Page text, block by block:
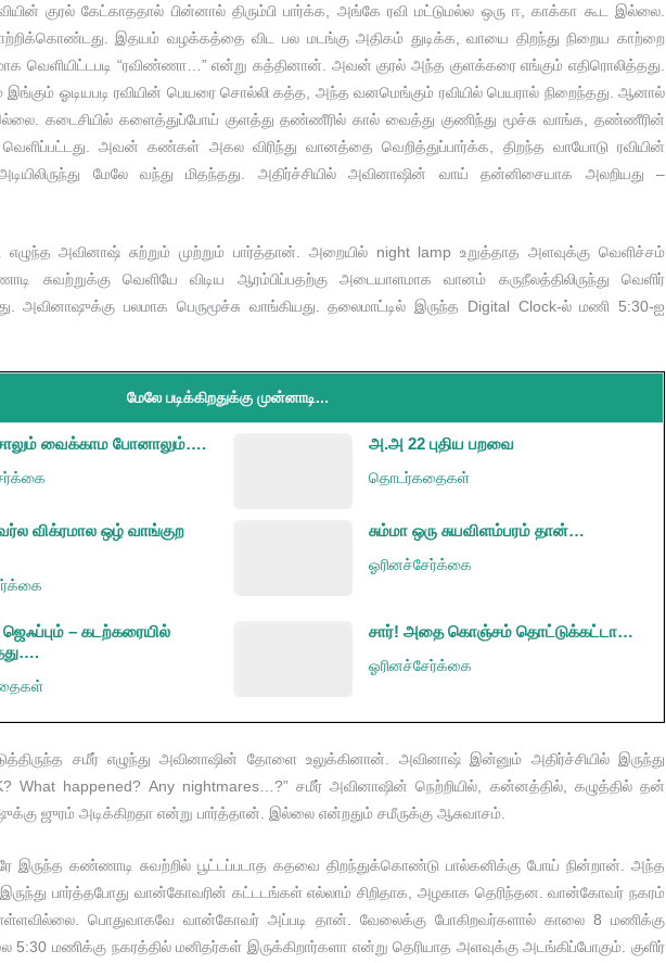
குரல் கேட்காததால் பின்னால் திரும்பி பார்க்க, அங்கே ரவி மட்டுமல்ல ஒரு ஈ, காக்கா கூட இல்லை.
இதயம் வழக்கத்தை விட பல மடங்கு அதிகம் துடிக்க, வாயை திறந்து நிறைய காற்றை
வெளியிட்டபடி “ரவிண்ணா…” என்று கத்தினான். அவன் குரல் அந்த குளக்கரை எங்கும் எதிரொலித்தது.
ஓடியபடி ரவியின் பெயரை சொல்லி கத்த, அந்த வனமெங்கும் ரவியில் பெயரால் நிறைந்தது. ஆனால்
இல்லை. கடைசியில் களைத்துப்போய் குளத்து தண்ணீரில் கால் வைத்து குணிந்து மூச்சு வாங்க, தண்ணீரின்
வெளிப்பட்டது. அவன் கண்கள் அகல விரிந்து வானத்தை வெறித்துப்பார்க்க, திறந்த வாயோடு ரவியின்
மேலே வந்து மிதந்தது. அதிர்ச்சியில் அவினாஷின் வாய் தன்னிசையாக அலறியது –
எழுந்த அவினாஷ் சுற்றும் முற்றும் பார்த்தான். அறையில் night lamp உறுத்தாத அளவுக்கு வெளிச்சம்
சுவற்றுக்கு வெளியே விடிய ஆரம்பிப்பதற்கு அடையாளமாக வானம் கருநீலத்திலிருந்து வெளிர்
அவினாஷுக்கு பலமாக பெருமூச்சு வாங்கியது. தலைமாட்டில் இருந்த Digital Clock-ல் மணி 5:30-ஐ
மேலே படிக்கிறதுக்கு முன்னாடி...
வைக்காம போனாலும்…. அ.அ 22 புதிய பறவை
தொடர்கதைகள்
விக்ரமால ஒழ் வாங்குற
சும்மா ஒரு சுயவிளம்பரம் தான்…
ஓரினச்சேர்க்கை
– கடற்கரையில்
சார்! அதை கொஞ்சம் தொட்டுக்கட்டா…
ஓரினச்சேர்க்கை
சமீர் எழுந்து அவினாஷின் தோளை உலுக்கினான். அவினாஷ் இன்னும் அதிர்ச்சியில் இருந்து
What happened? Any nightmares…?” சமீர் அவினாஷின் நெற்றியில், கன்னத்தில், கழுத்தில் தன்
ஜுரம் அடிக்கிறதா என்று பார்த்தான். இல்லை என்றதும் சமீருக்கு ஆசுவாசம்.
இருந்த கண்ணாடி சுவற்றில் பூட்டப்படாத கதவை திறந்துக்கொண்டு பால்கனிக்கு போய் நின்றான். அந்த
பார்த்தபோது வான்கோவரின் கட்டடங்கள் எல்லாம் சிறிதாக, அழகாக தெரிந்தன. வான்கோவர் நகரம்
பொதுவாகவே வான்கோவர் அப்படி தான். வேலைக்கு போகிறவர்களால் காலை 8 மணிக்கு
5:30 மணிக்கு நகரத்தில் மனிதர்கள் இருக்கிறார்களா என்று தெரியாத அளவுக்கு அடங்கிப்போகும். குளிர்